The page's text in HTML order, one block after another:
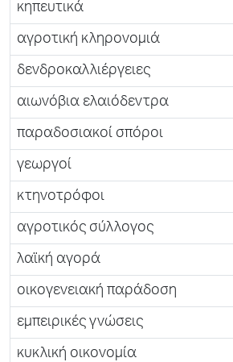
κηπευτικά
αγροτική κληρονομιά
δενδροκαλλιέργειες
αιωνόβια ελαιόδεντρα
παραδοσιακοί σπόροι
γεωργοί
κτηνοτρόφοι
αγροτικός σύλλογος
λαϊκή αγορά
οικογενειακή παράδοση
εμπειρικές γνώσεις
κυκλική οικονομία